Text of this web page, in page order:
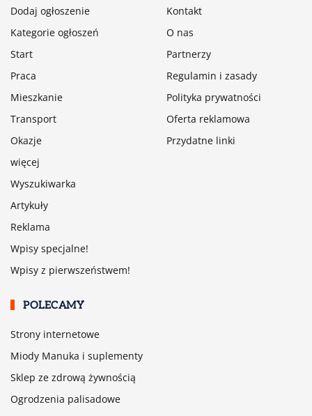
Dodaj ogłoszenie
Kategorie ogłoszeń
Start
Praca
Mieszkanie
Transport
Okazje
więcej
Wyszukiwarka
Artykuły
Reklama
Wpisy specjalne!
Wpisy z pierwszeństwem!
Kontakt
O nas
Partnerzy
Regulamin i zasady
Polityka prywatności
Oferta reklamowa
Przydatne linki
POLECAMY
Strony internetowe
Miody Manuka i suplementy
Sklep ze zdrową żywnością
Ogrodzenia palisadowe